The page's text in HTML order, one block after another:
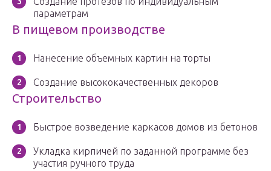
параметрам
В пищевом производстве
Нанесение объемных картин на торты
Создание высококачественных декоров
Строительство
Быстрое возведение каркасов домов из бетонов
Укладка кирпичей по заданной программе без
участия ручного труда